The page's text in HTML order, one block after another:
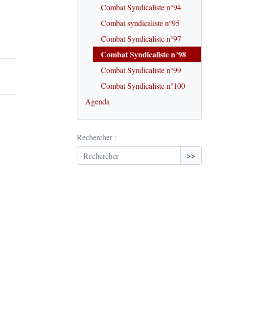
Combat Syndicaliste n°94
Combat syndicaliste n°95
Combat Syndicaliste n°97
Combat Syndicaliste n°98
Combat Syndicaliste n°99
Combat Syndicaliste n°100
Agenda
Rechercher :
>>